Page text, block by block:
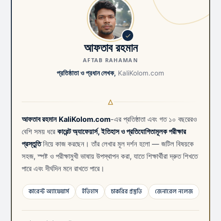
আফতাব রহমান
AFTAB RAHAMAN
প্রতিষ্ঠাতা ও প্রধান লেখক, KaliKolom.com
আফতাব রহমান KaliKolom.com-এর প্রতিষ্ঠাতা এবং গত ১০ বছরেরও
বেশি সময় ধরে কারেন্ট অ্যাফেয়ার্স, ইতিহাস ও প্রতিযোগিতামূলক পরীক্ষার
প্রস্তুতিনিয়ে কাজ করছেন। তাঁর লেখার মূল দর্শন হলো — জটিল বিষয়কে
সহজ, স্পষ্ট ও পরীক্ষামুখী ভাষায় উপস্থাপন করা, যাতে শিক্ষার্থীরা দ্রুত শিখতে
পারে এবং দীর্ঘদিন মনে রাখতে পারে।
কারেন্ট অ্যাফেয়ার্স ইতিহাস চাকরির প্রস্তুতি জেনারেল নলেজ